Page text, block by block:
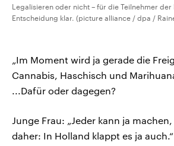
Legalisieren oder nicht – für die Teilnehmer
Entscheidung klar. (picture alliance / dpa /
„Im Moment wird ja gerade die
Cannabis, Haschisch und
...Dafür oder dagegen?
Junge Frau: „Jeder kann ja
daher: In Holland klappt es ja auch.“